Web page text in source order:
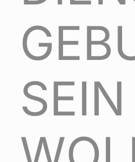
SEIN